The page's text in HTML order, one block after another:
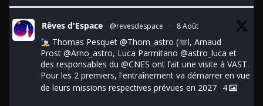
Rêves d'Espace @revesdespace · 8 Août
Thomas Pesquet @Thom_astro (
l, Arnaud
Prost @Arno_astro, Luca Parmitano @astro_luca et
des responsables du @CNES ont fait une visite à VAST.
Pour les 2 premiers, l'entraînement va démarrer en vue
de leurs missions respectives prévues en 2027 4